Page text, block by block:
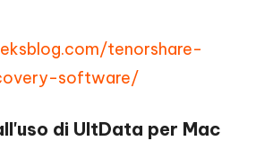
tenorshare-
software/
di UltData per Mac